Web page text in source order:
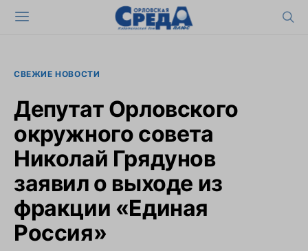
СВЕЖИЕ НОВОСТИ
Депутат Орловского
окружного совета
Николай Грядунов
заявил о выходе из
фракции «Единая
Россия»